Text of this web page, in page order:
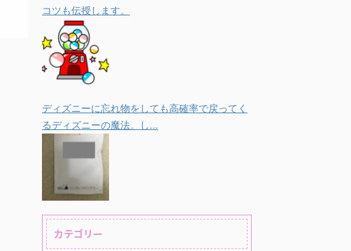
コツも伝授します。
ディズニーに忘れ物をしても高確率で戻ってく
るディズニーの魔法。し...
カテゴリー